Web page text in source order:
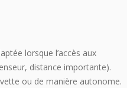
lorsque l’accès aux
distance importante).
ou de manière autonome.